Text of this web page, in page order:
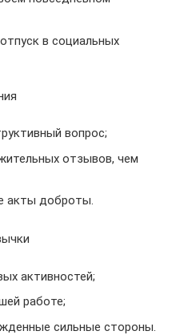
в социальных
вопрос;
отзывов, чем
акты доброты.
активностей;
работе;
сильные стороны.